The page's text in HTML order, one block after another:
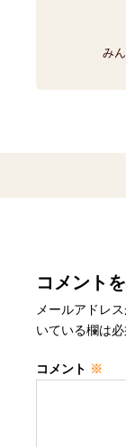
み
コメント
メールアドレ
いている欄は
コメント ※